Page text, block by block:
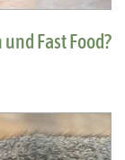
Fast Food?